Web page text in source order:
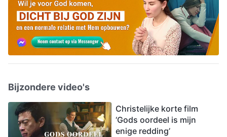
Bijzondere video's
Christelijke korte film
‘Gods oordeel is mijn
enige redding’